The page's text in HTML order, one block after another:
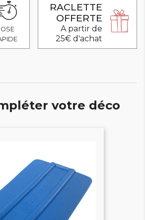
RACLETTE
OFFERTE
A partir de
25€ d'achat
votre déco